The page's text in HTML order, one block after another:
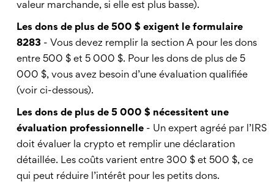
valeur marchande, si elle est plus basse).
Les dons de plus de 500 $ exigent le formulaire
8283 - Vous devez remplir la section A pour les dons
entre 500 $ et 5 000 $. Pour les dons de plus de 5
000 $, vous avez besoin d’une évaluation qualifiée
(voir ci-dessous).
Les dons de plus de 5 000 $ nécessitent une
évaluation professionnelle - Un expert agréé par l’IRS
doit évaluer la crypto et remplir une déclaration
détaillée. Les coûts varient entre 300 $ et 500 $, ce
qui peut réduire l’intérêt pour les petits dons.